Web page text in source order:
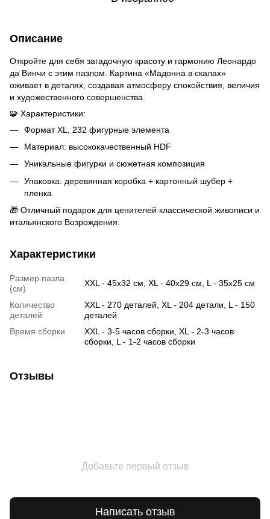
Описание
Откройте для себя загадочную красоту и гармонию Леонардо
да Винчи с этим пазлом. Картина «Мадонна в скалах»
оживает в деталях, создавая атмосферу спокойствия, величия
и художественного совершенства.
🧩 Характеристики:
Формат XL, 232 фигурные элемента
Материал: высококачественный HDF
Уникальные фигурки и сюжетная композиция
Упаковка: деревянная коробка + картонный шубер +
пленка
🎁 Отличный подарок для ценителей классической живописи и
итальянского Возрождения.
Характеристики
Размер пазла
(см)
XXL - 45х32 см, XL - 40х29 см, L - 35х25 см
Количество
деталей
XXL - 270 деталей, XL - 204 детали, L - 150
деталей
Время сборки
XXL - 3-5 часов сборки, XL - 2-3 часов
сборки, L - 1-2 часов сборки
Отзывы
Добавьте первый отзыв
Написать отзыв